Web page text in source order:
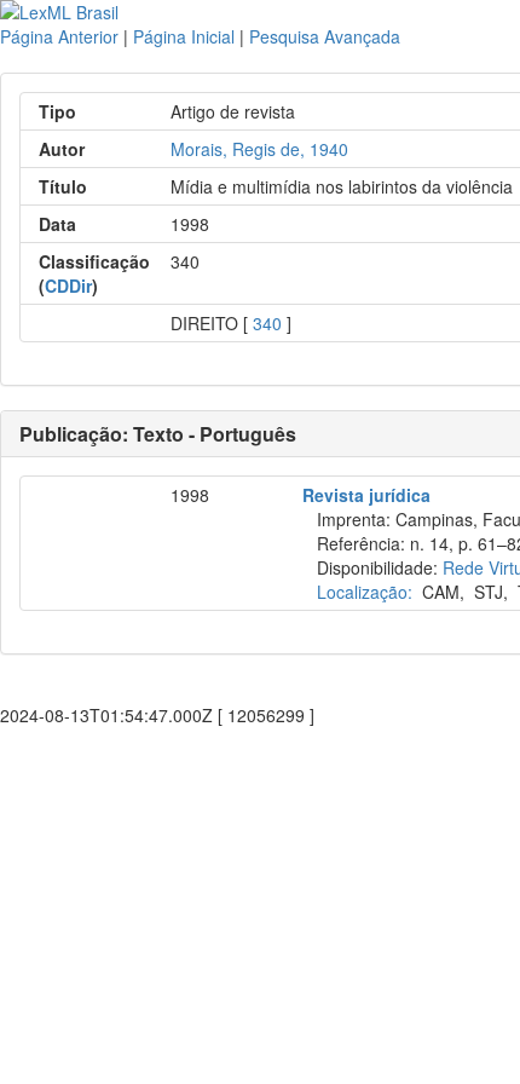
Página Anterior | Página Inicial | Pesquisa Avançada
Tipo
Artigo de revista
Autor
Morais, Regis de, 1940
Título
Mídia e multimídia nos labirintos da violência
Data
1998
Classificação
(CDDir)
340
DIREITO [340 ]
Publicação: Texto - Português
1998
Revista jurídica
Imprenta: Campinas,
Referência: n. 14, p.
Disponibilidade: Rede
Localização: CAM,STJ,
2024-08-13T01:54:47.000Z [ 12056299 ]